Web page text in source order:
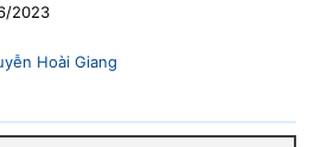
2023
Hoài Giang